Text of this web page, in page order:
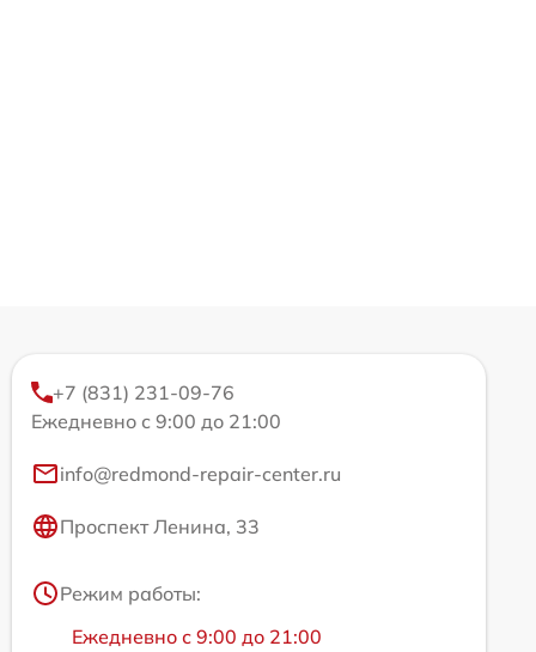
+7 (831) 231-09-76
Ежедневно с 9:00 до 21:00
info@redmond-repair-center.ru
Проспект Ленина, 33
Режим работы:
Ежедневно с 9:00 до 21:00